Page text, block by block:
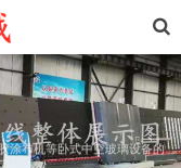
涂布机等卧式中空玻璃设备的